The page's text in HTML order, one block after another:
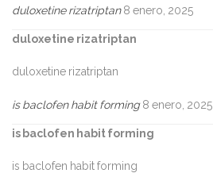
duloxetine rizatriptan 8 enero, 2025
duloxetine rizatriptan
duloxetine rizatriptan
is baclofen habit forming 8 enero, 2025
is baclofen habit forming
is baclofen habit forming